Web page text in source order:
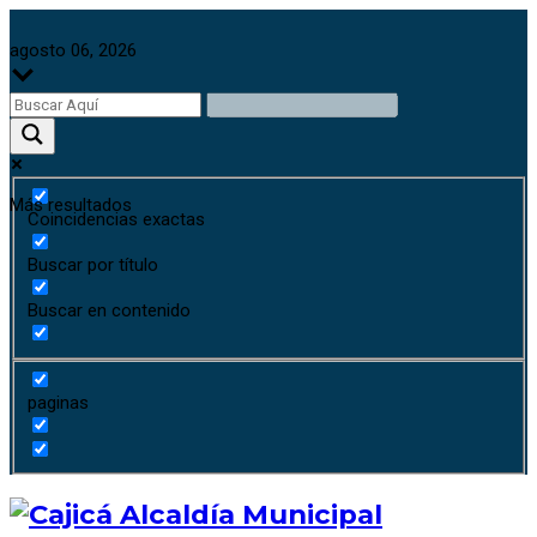
agosto 06, 2026
Más resultados
Coincidencias exactas
Buscar por título
Buscar en contenido
paginas